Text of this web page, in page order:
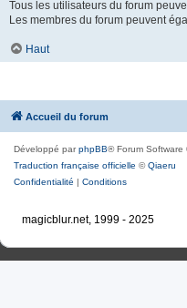
Tous les utilisateurs du forum
Les membres du forum peuvent
Haut
Accueil du forum
Développé parphpBB® Forum Software
Traduction française officielle ©Qiaeru
Confidentialité | Conditions
magicblur.net, 1999 - 2025